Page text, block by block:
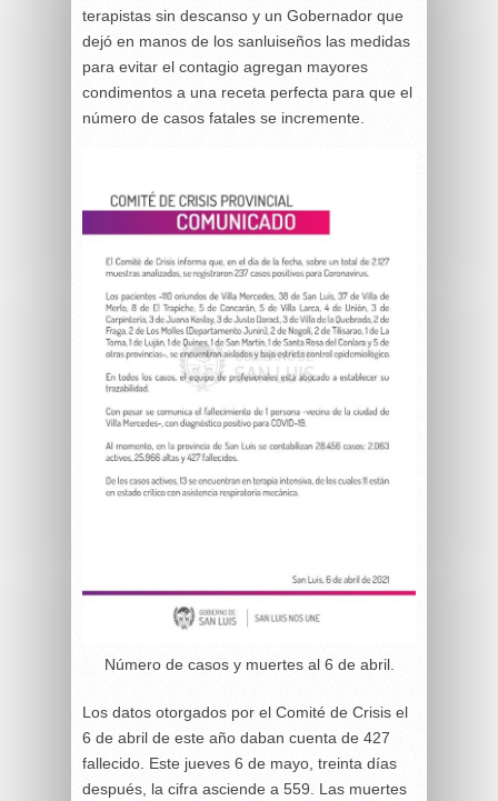
terapistas sin descanso y un Gobernador que
dejó en manos de los sanluiseños las medidas
para evitar el contagio agregan mayores
condimentos a una receta perfecta para que el
número de casos fatales se incremente.
Número de casos y muertes al 6 de abril.
Los datos otorgados por el Comité de Crisis el
6 de abril de este año daban cuenta de 427
fallecido. Este jueves 6 de mayo, treinta días
después, la cifra asciende a 559. Las muertes